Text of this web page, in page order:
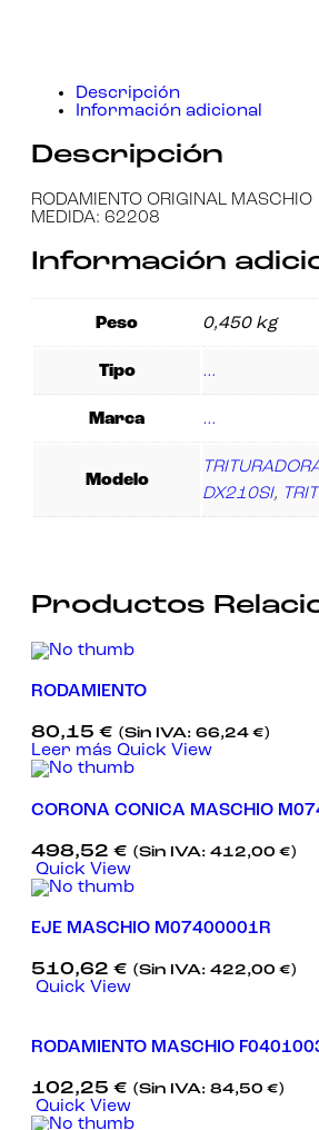
Descripción
Información adicional
Descripción
RODAMIENTO ORIGINAL MASCHIO
MEDIDA: 62208
Información
Peso 0,450 kg
Tipo …
Marca …
Modelo
DX210SI,
Productos
RODAMIENTO
80,15 € (Sin IVA: 66,24 €)
Leer más Quick View
CORONA CONICA MASCHIO
498,52 € (Sin IVA: 412,00 €)
Quick View
EJE MASCHIO M07400001R
510,62 € (Sin IVA: 422,00 €)
Quick View
RODAMIENTO MASCHIO
102,25 € (Sin IVA: 84,50 €)
Quick View
mejor posible
durante tu
rechaza estas
cookies,
funcionalidades
desaparecerán
Al compartir tus
intereses y
comportamiento
mientras visitas
nuestro sitio,
aumentas la
personalizados.